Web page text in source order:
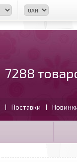
7288
| Поставки |